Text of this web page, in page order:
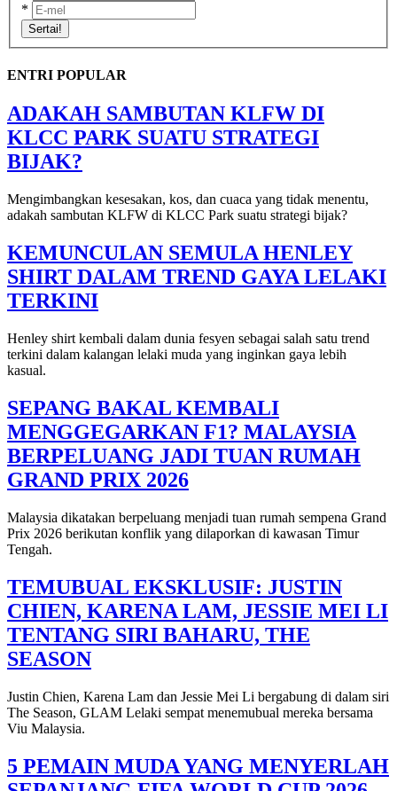
*
Sertai!
ENTRI POPULAR
ADAKAH SAMBUTAN KLFW DI
KLCC PARK SUATU STRATEGI
BIJAK?
Mengimbangkan kesesakan, kos, dan cuaca yang tidak menentu,
adakah sambutan KLFW di KLCC Park suatu strategi bijak?
KEMUNCULAN SEMULA HENLEY
SHIRT DALAM TREND GAYA LELAKI
TERKINI
Henley shirt kembali dalam dunia fesyen sebagai salah satu trend
terkini dalam kalangan lelaki muda yang inginkan gaya lebih
kasual.
SEPANG BAKAL KEMBALI
MENGGEGARKAN F1? MALAYSIA
BERPELUANG JADI TUAN RUMAH
GRAND PRIX 2026
Malaysia dikatakan berpeluang menjadi tuan rumah sempena Grand
Prix 2026 berikutan konflik yang dilaporkan di kawasan Timur
Tengah.
TEMUBUAL EKSKLUSIF: JUSTIN
CHIEN, KARENA LAM, JESSIE MEI LI
TENTANG SIRI BAHARU, THE
SEASON
Justin Chien, Karena Lam dan Jessie Mei Li bergabung di dalam siri
The Season, GLAM Lelaki sempat menemubual mereka bersama
Viu Malaysia.
5 PEMAIN MUDA YANG MENYERLAH